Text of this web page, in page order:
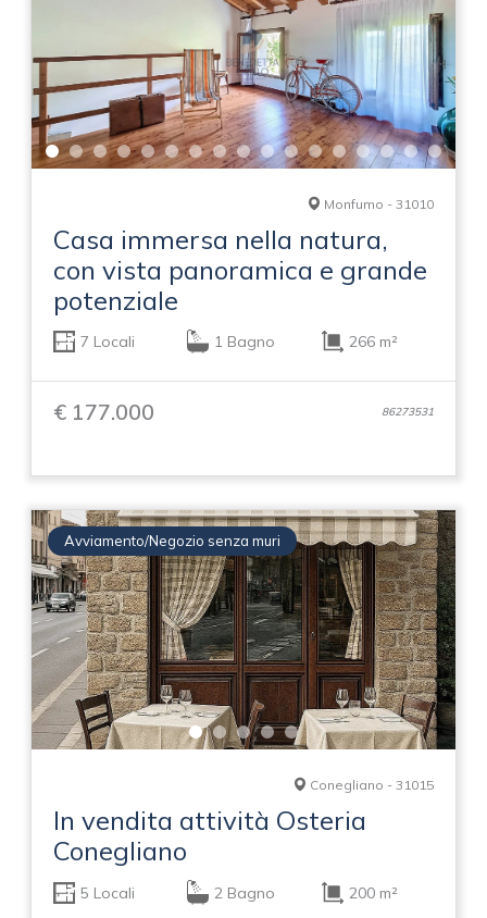
Monfumo - 31010
Casa immersa nella natura,
con vista panoramica e grande
potenziale
7 Locali 1 Bagno 266 m²
€ 177.000 86273531
Avviamento/Negozio senza muri
Conegliano - 31015
In vendita attività Osteria
Conegliano
5 Locali 2 Bagno 200 m²